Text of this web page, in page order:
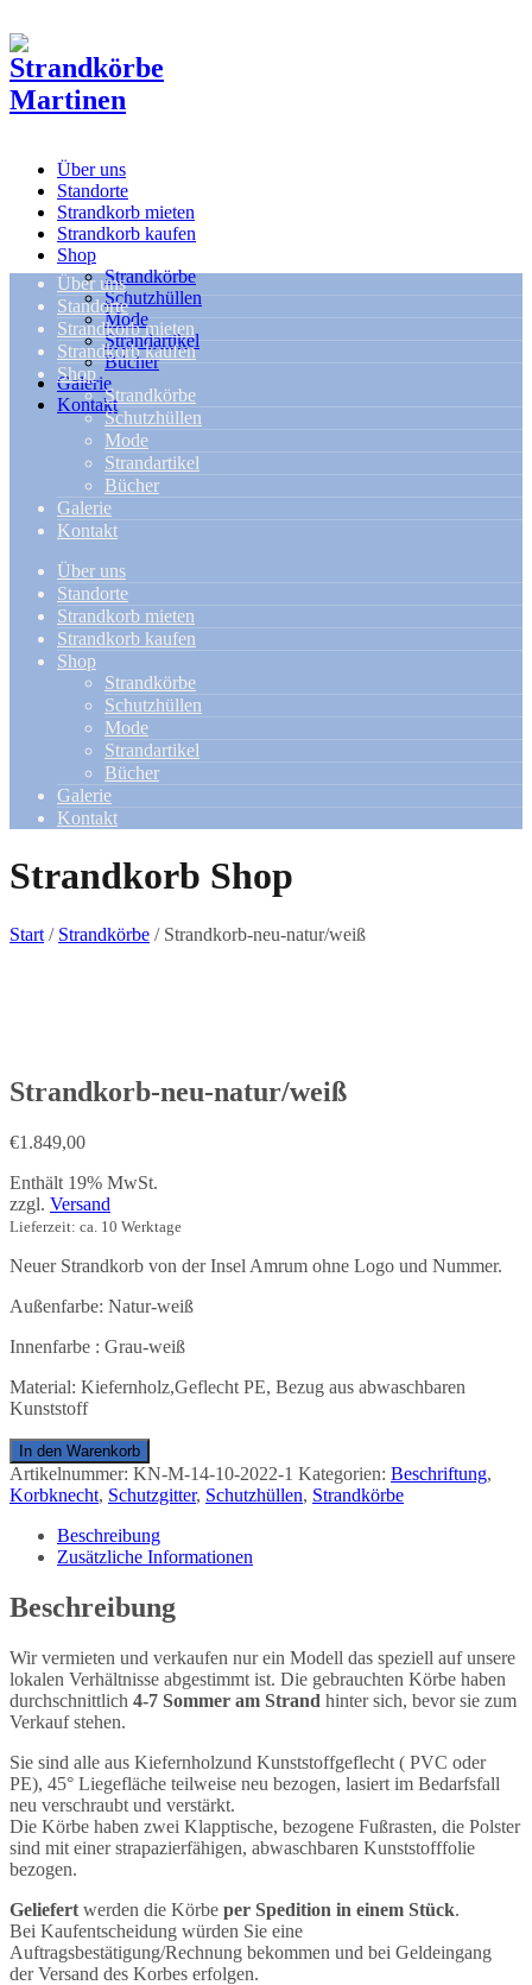
Über uns
Standorte
Strandkorb mieten
Strandkorb kaufen
Shop
Strandkörbe
Schutzhüllen
Mode
Strandartikel
Bücher
Galerie
Kontakt
Über uns
Standorte
Strandkorb mieten
Strandkorb kaufen
Shop
Strandkörbe
Schutzhüllen
Mode
Strandartikel
Bücher
Galerie
Kontakt
Über uns
Standorte
Strandkorb mieten
Strandkorb kaufen
Shop
Strandkörbe
Schutzhüllen
Mode
Strandartikel
Bücher
Galerie
Kontakt
Strandkorb Shop
Start / Strandkörbe / Strandkorb-neu-natur/weiß
Strandkorb-neu-natur/weiß
€1.849,00
Enthält 19% MwSt.
zzgl. Versand
Lieferzeit: ca. 10 Werktage
Neuer Strandkorb von der Insel Amrum ohne Logo und Nummer.
Außenfarbe: Natur-weiß
Innenfarbe : Grau-weiß
Material: Kiefernholz,Geflecht PE, Bezug aus abwaschbaren
Kunststoff
Strandkorb-
neu-
natur/weiß
In den Warenkorb
Artikelnummer: KN-M-14-10-2022-1 Kategorien: Beschriftung,
Korbknecht, Schutzgitter, Schutzhüllen, Strandkörbe
Beschreibung
Zusätzliche Informationen
Beschreibung
Wir vermieten und verkaufen nur ein Modell das speziell auf unsere
lokalen Verhältnisse abgestimmt ist. Die gebrauchten Körbe haben
durchschnittlich 4-7 Sommer am Strand hinter sich, bevor sie zum
Verkauf stehen.
Sie sind alle aus Kiefernholzund Kunststoffgeflecht ( PVC oder
PE), 45° Liegefläche teilweise neu bezogen, lasiert im Bedarfsfall
neu verschraubt und verstärkt.
Die Körbe haben zwei Klapptische, bezogene Fußrasten, die Polster
sind mit einer strapazierfähigen, abwaschbaren Kunststofffolie
bezogen.
Geliefert werden die Körbe per Spedition in einem Stück.
Bei Kaufentscheidung würden Sie eine
Auftragsbestätigung/Rechnung bekommen und bei Geldeingang
der Versand des Korbes erfolgen.